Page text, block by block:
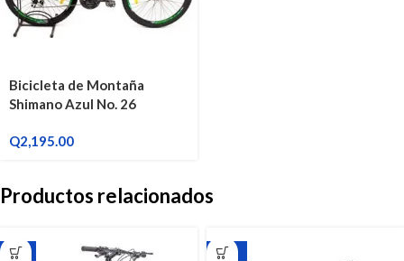
Bicicleta de Montaña
Shimano Azul No. 26
Q2,195.00
Productos relacionados
-7% -17%